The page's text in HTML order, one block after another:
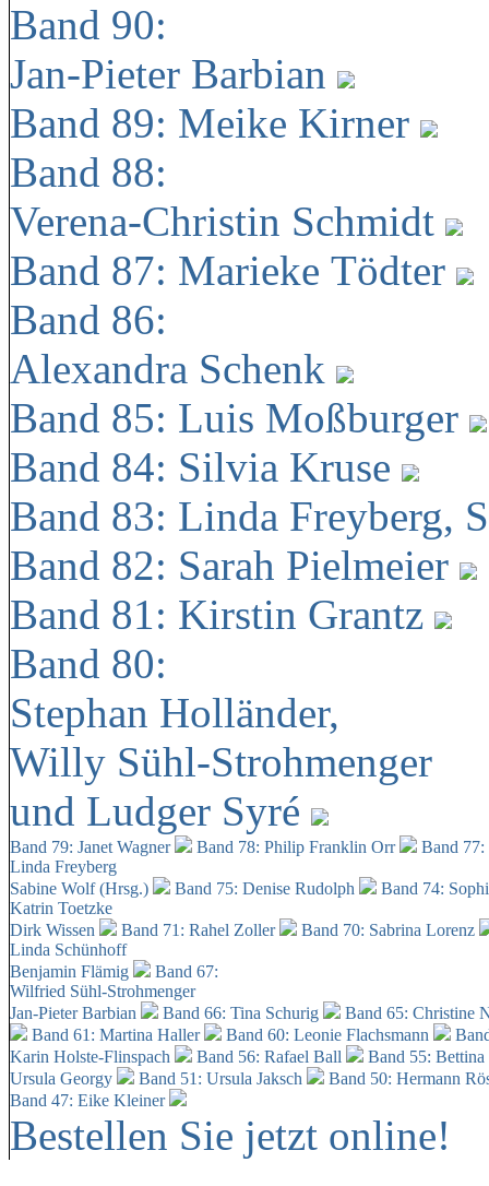
Band 90:
Jan-Pieter Barbian
Band 89: Meike Kirner
Band 88:
Verena-Christin Schmidt
Band 87: Marieke Tödter
Band 86:
Alexandra Schenk
Band 85: Luis Moßburger
Band 84: Silvia Kruse
Band 83: Linda Freyberg,
Band 82: Sarah Pielmeier
Band 81: Kirstin Grantz
Band 80:
Stephan Holländer,
Willy Sühl-Strohmenger
und Ludger Syré
Band 79: Janet Wagner Band 78: Philip Franklin Orr
Band
Linda Freyberg
Sabine Wolf (Hrsg.)
Band 75: Denise Rudolph
Band 74:
Katrin Toetzke
Dirk Wissen
Band 71: Rahel Zoller
Band 70: Sabrina Lorenz
Linda Schünhoff
Benjamin Flämig
Band 67:
Wilfried Sühl-Strohmenger
Jan-Pieter Barbian
Band 66: Tina Schurig
Band 65: Christine
Band 61: Martina Haller
Band 60: Leonie Flachsmann
Karin Holste-Flinspach
Band 56: Rafael Ball
Band 55:
Ursula Georgy
Band 51: Ursula Jaksch Band 50: Hermann
Band 47: Eike Kleiner
Bestellen Sie jetzt online!